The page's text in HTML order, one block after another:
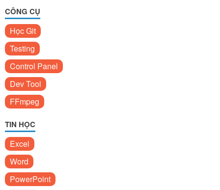
CÔNG CỤ
Học Git
Testing
Control Panel
Dev Tool
FFmpeg
TIN HỌC
Excel
Word
PowerPoint